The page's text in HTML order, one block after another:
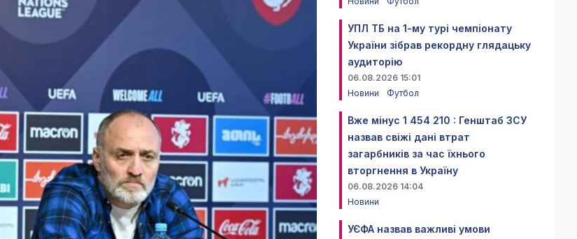
УПЛ ТБ на 1-му турі чемпіонату
України зібрав рекордну глядацьку
аудиторію
06.08.2026 15:01
Новини
Футбол
Вже мінус 1 454 210 : Генштаб ЗСУ
назвав свіжі дані втрат
загарбників за час їхнього
вторгнення в Україну
06.08.2026 14:04
Новини
УЄФА назвав важливі умови